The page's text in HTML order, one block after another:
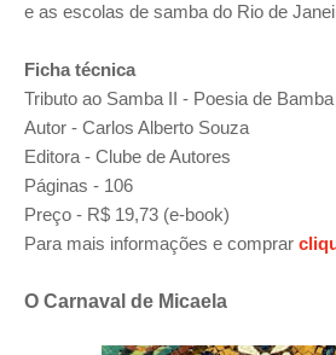
e as escolas de samba do Rio de
Ficha técnica
Tributo ao Samba II - Poesia de Bamba
Autor - Carlos Alberto Souza
Editora - Clube de Autores
Páginas - 106
Preço - R$ 19,73 (e-book)
Para mais informações e comprar
O Carnaval de Micaela